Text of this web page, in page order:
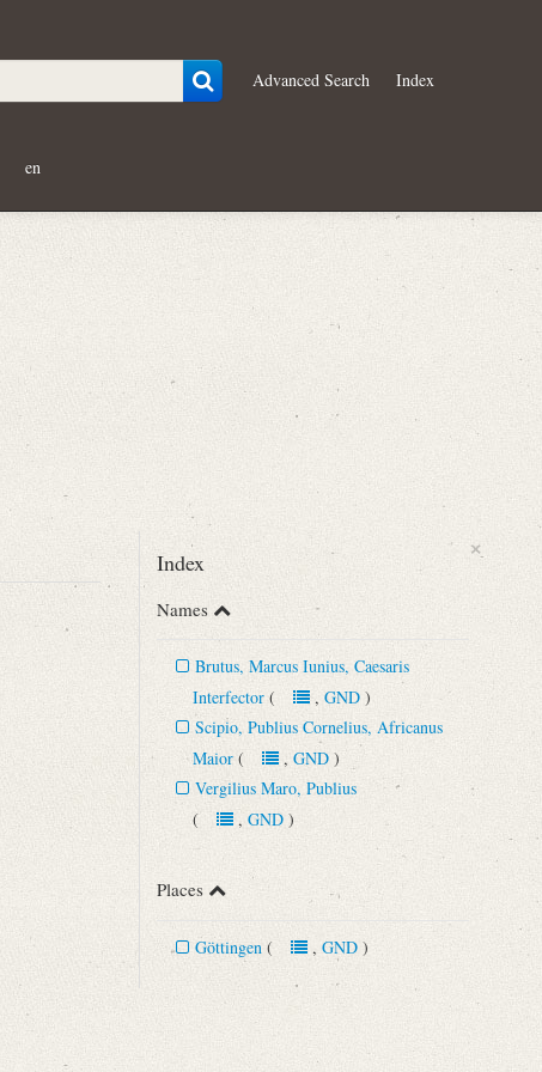
Advanced Search Index
en
×
Index
Names
Brutus, Marcus Iunius, Caesaris
Interfector (, GND)
Scipio, Publius Cornelius, Africanus
Maior (, GND)
Vergilius Maro, Publius
(, GND)
Places
Göttingen (, GND)